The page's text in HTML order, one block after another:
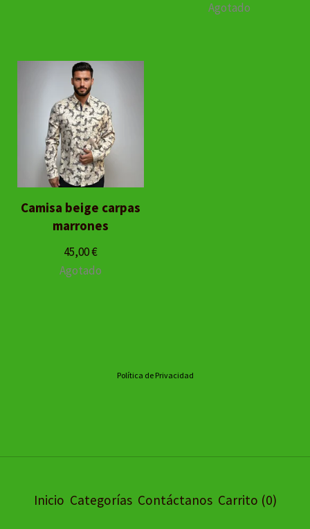
Agotado
Camisa beige carpas
marrones
45,00€
Agotado
Política de Privacidad
Inicio Categorías Contáctanos Carrito (0)